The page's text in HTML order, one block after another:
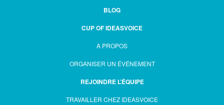
BLOG
CUP OF IDEASVOICE
A PROPOS
ORGANISER UN ÉVÉNEMENT
REJOINDRE L’ÉQUIPE
TRAVAILLER CHEZ IDEASVOICE